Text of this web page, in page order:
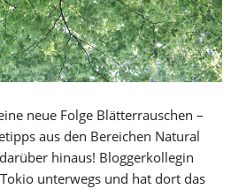
neue Folge Blätterrauschen –
aus den Bereichen Natural
hinaus! Bloggerkollegin
unterwegs und hat dort das